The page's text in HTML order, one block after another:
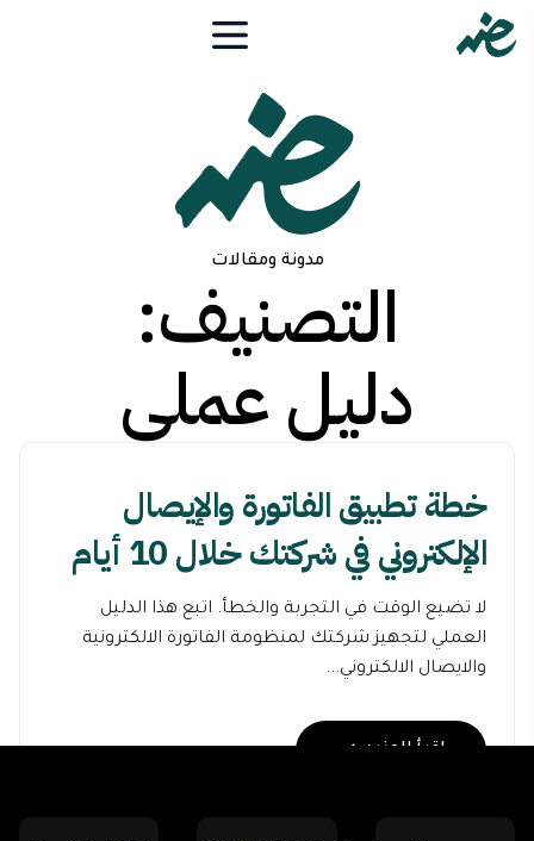
مدونة ومقالات
التصنيف:
دليل عملي
خطة تطبيق الفاتورة والإيصال
الإلكتروني في شركتك خلال 10 أيام
لا تضيع الوقت في التجربة والخطأ. اتبع هذا الدليل
العملي لتجهيز شركتك لمنظومة الفاتورة الالكترونية
والايصال الالكتروني...
اقرأ المزيد